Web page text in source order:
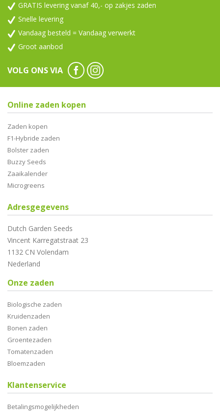
GRATIS levering vanaf 40,- op zakjes zaden
Snelle levering
Vandaag besteld = Vandaag verwerkt
Groot aanbod
VOLG ONS VIA
Online zaden kopen
Zaden kopen
F1-Hybride zaden
Bolster zaden
Buzzy Seeds
Zaaikalender
Microgreens
Adresgegevens
Dutch Garden Seeds
Vincent Karregatstraat 23
1132 CN Volendam
Nederland
Onze zaden
Biologische zaden
Kruidenzaden
Bonen zaden
Groentezaden
Tomatenzaden
Bloemzaden
Klantenservice
Betalingsmogelijkheden